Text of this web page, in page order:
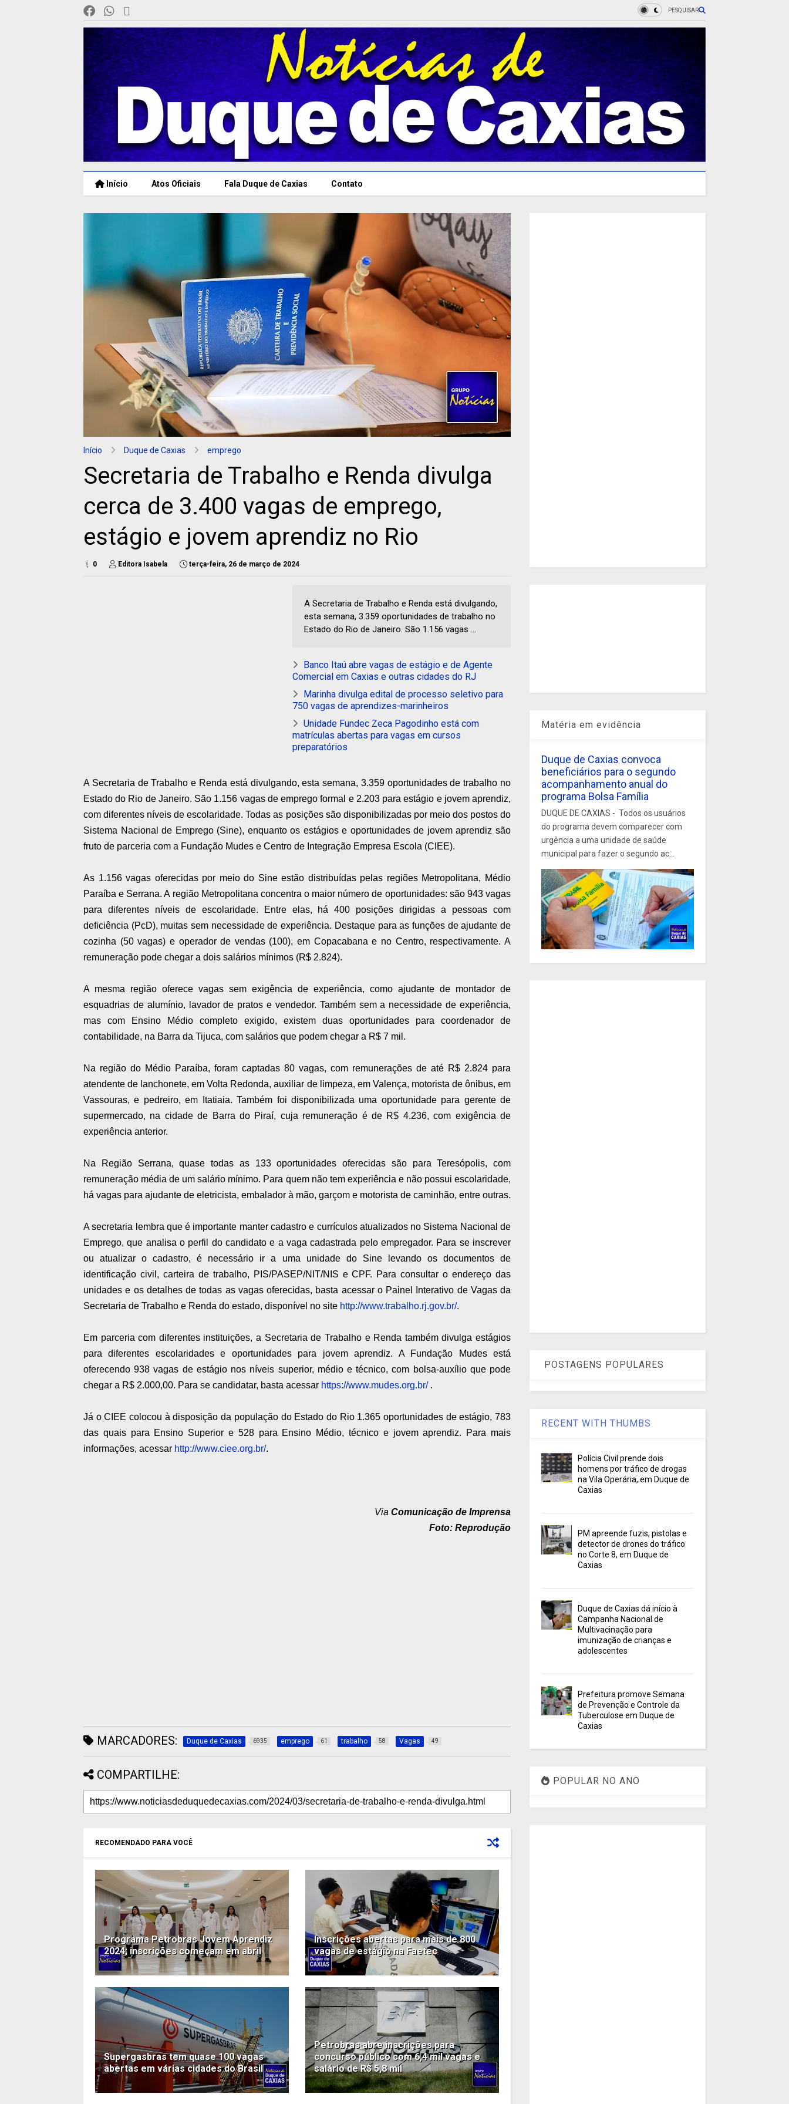
PESQUISAR
Início Atos Oficiais Fala Duque de Caxias Contato
Início Duque de Caxias emprego
Secretaria de Trabalho e Renda divulga
cerca de 3.400 vagas de emprego,
estágio e jovem aprendiz no Rio
0 Editora Isabela terça-feira, 26 de março de 2024
A Secretaria de Trabalho e Renda está divulgando,
esta semana, 3.359 oportunidades de trabalho no
Estado do Rio de Janeiro. São 1.156 vagas ...
Banco Itaú abre vagas de estágio e de Agente
Comercial em Caxias e outras cidades do RJ
Marinha divulga edital de processo seletivo para
750 vagas de aprendizes-marinheiros
Unidade Fundec Zeca Pagodinho está com
matrículas abertas para vagas em cursos
preparatórios
A Secretaria de Trabalho e Renda está divulgando, esta semana, 3.359 oportunidades de trabalho no
Estado do Rio de Janeiro. São 1.156 vagas de emprego formal e 2.203 para estágio e jovem aprendiz,
com diferentes níveis de escolaridade. Todas as posições são disponibilizadas por meio dos postos do
Sistema Nacional de Emprego (Sine), enquanto os estágios e oportunidades de jovem aprendiz são
fruto de parceria com a Fundação Mudes e Centro de Integração Empresa Escola (CIEE).
As 1.156 vagas oferecidas por meio do Sine estão distribuídas pelas regiões Metropolitana, Médio
Paraíba e Serrana. A região Metropolitana concentra o maior número de oportunidades: são 943 vagas
para diferentes níveis de escolaridade. Entre elas, há 400 posições dirigidas a pessoas com
deficiência (PcD), muitas sem necessidade de experiência. Destaque para as funções de ajudante de
cozinha (50 vagas) e operador de vendas (100), em Copacabana e no Centro, respectivamente. A
remuneração pode chegar a dois salários mínimos (R$ 2.824).
A mesma região oferece vagas sem exigência de experiência, como ajudante de montador de
esquadrias de alumínio, lavador de pratos e vendedor. Também sem a necessidade de experiência,
mas com Ensino Médio completo exigido, existem duas oportunidades para coordenador de
contabilidade, na Barra da Tijuca, com salários que podem chegar a R$ 7 mil.
Na região do Médio Paraíba, foram captadas 80 vagas, com remunerações de até R$ 2.824 para
atendente de lanchonete, em Volta Redonda, auxiliar de limpeza, em Valença, motorista de ônibus, em
Vassouras, e pedreiro, em Itatiaia. Também foi disponibilizada uma oportunidade para gerente de
supermercado, na cidade de Barra do Piraí, cuja remuneração é de R$ 4.236, com exigência de
experiência anterior.
Na Região Serrana, quase todas as 133 oportunidades oferecidas são para Teresópolis, com
remuneração média de um salário mínimo. Para quem não tem experiência e não possui escolaridade,
há vagas para ajudante de eletricista, embalador à mão, garçom e motorista de caminhão, entre outras.
A secretaria lembra que é importante manter cadastro e currículos atualizados no Sistema Nacional de
Emprego, que analisa o perfil do candidato e a vaga cadastrada pelo empregador. Para se inscrever
ou atualizar o cadastro, é necessário ir a uma unidade do Sine levando os documentos de
identificação civil, carteira de trabalho, PIS/PASEP/NIT/NIS e CPF. Para consultar o endereço das
unidades e os detalhes de todas as vagas oferecidas, basta acessar o Painel Interativo de Vagas da
Secretaria de Trabalho e Renda do estado, disponível no site http://www.trabalho.rj.gov.br/.
Em parceria com diferentes instituições, a Secretaria de Trabalho e Renda também divulga estágios
para diferentes escolaridades e oportunidades para jovem aprendiz. A Fundação Mudes está
oferecendo 938 vagas de estágio nos níveis superior, médio e técnico, com bolsa-auxílio que pode
chegar a R$ 2.000,00. Para se candidatar, basta acessar https://www.mudes.org.br/.
Já o CIEE colocou à disposição da população do Estado do Rio 1.365 oportunidades de estágio, 783
das quais para Ensino Superior e 528 para Ensino Médio, técnico e jovem aprendiz. Para mais
informações, acessar http://www.ciee.org.br/.
Via Comunicação de Imprensa
Foto: Reprodução
MARCADORES: Duque de Caxias 6935 emprego 61 trabalho 58 Vagas 49
COMPARTILHE:
RECOMENDADO PARA VOCÊ
Programa Petrobras Jovem Aprendiz
2024; inscrições começam em abril
Inscrições abertas para mais de 800
vagas de estágio na Faetec
Supergasbras tem quase 100 vagas
abertas em várias cidades do Brasil
Petrobras abre inscrições para
concurso público com 6,4 mil vagas e
salário de R$ 5,8 mil
Matéria em evidência
Duque de Caxias convoca
beneficiários para o segundo
acompanhamento anual do
programa Bolsa Família
DUQUE DE CAXIAS - Todos os usuários
do programa devem comparecer com
urgência a uma unidade de saúde
municipal para fazer o segundo ac...
POSTAGENS POPULARES
RECENT WITH THUMBS
Polícia Civil prende dois
homens por tráfico de drogas
na Vila Operária, em Duque de
Caxias
PM apreende fuzis, pistolas e
detector de drones do tráfico
no Corte 8, em Duque de
Caxias
Duque de Caxias dá início à
Campanha Nacional de
Multivacinação para
imunização de crianças e
adolescentes
Prefeitura promove Semana
de Prevenção e Controle da
Tuberculose em Duque de
Caxias
POPULAR NO ANO